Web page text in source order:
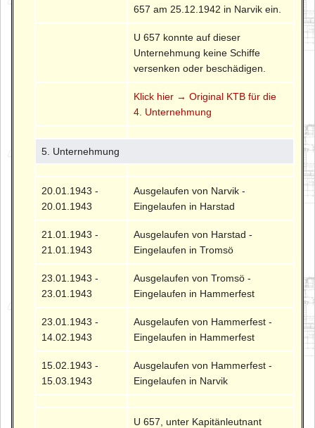
657 am 25.12.1942 in Narvik ein.
U 657 konnte auf dieser
Unternehmung keine Schiffe
versenken oder beschädigen.
Klick hier → Original KTB für die
4. Unternehmung
5. Unternehmung
20.01.1943 -
20.01.1943
Ausgelaufen von Narvik -
Eingelaufen in Harstad
21.01.1943 -
21.01.1943
Ausgelaufen von Harstad -
Eingelaufen in Tromsö
23.01.1943 -
23.01.1943
Ausgelaufen von Tromsö -
Eingelaufen in Hammerfest
23.01.1943 -
14.02.1943
Ausgelaufen von Hammerfest -
Eingelaufen in Hammerfest
15.02.1943 -
15.03.1943
Ausgelaufen von Hammerfest -
Eingelaufen in Narvik
U 657, unter Kapitänleutnant